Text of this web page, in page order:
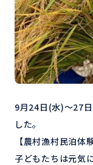
9月24日 (水)～27日
した。
【農村漁村民泊体験
子どもたちは元気